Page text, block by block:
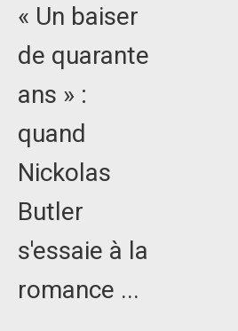
« Un baiser
de quarante
ans » :
quand
Nickolas
Butler
s'essaie à la
romance ...